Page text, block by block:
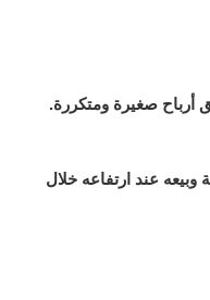
أرباح صغيرة ومتكررة.
عند ارتفاعه خلال